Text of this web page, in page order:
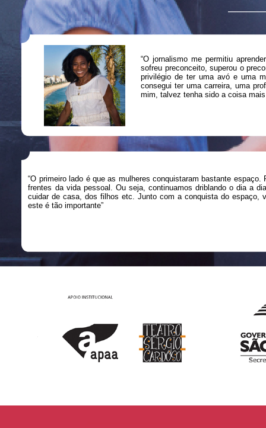
“O jornalismo me permitiu
sofreu preconceito, superou o
privilégio de ter uma avó e uma
consegui ter uma carreira, uma
mim, talvez tenha sido a coisa
“O primeiro lado é que as mulheres conquistaram bastante
frentes da vida pessoal. Ou seja, continuamos driblando o dia a
cuidar de casa, dos filhos etc. Junto com a conquista do espaço,
este é tão importante”